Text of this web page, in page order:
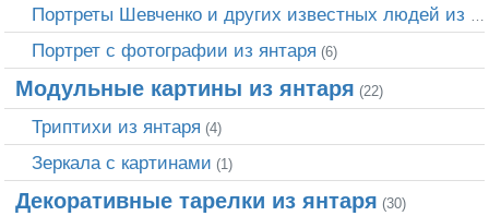
Портреты Шевченко и других известных людей из янтаря
Портрет c фотографии из янтаря (6)
Модульные картины из янтаря (22)
Триптихи из янтаря (4)
Зеркала с картинами (1)
Декоративные тарелки из янтаря (30)